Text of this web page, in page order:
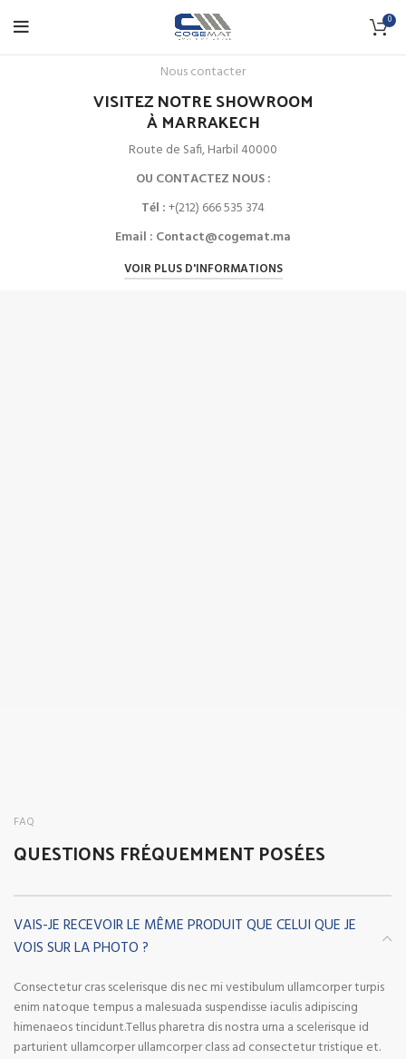
0
Nous contacter
VISITEZ NOTRE SHOWROOM
À MARRAKECH
Route de Safi, Harbil 40000
OU CONTACTEZ NOUS :
Tél :+(212) 666 535 374
Email : Contact@cogemat.ma
VOIR PLUS D'INFORMATIONS
FAQ
QUESTIONS FRÉQUEMMENT POSÉES
VAIS-JE RECEVOIR LE MÊME PRODUIT QUE CELUI QUE JE
VOIS SUR LA PHOTO ?
Consectetur cras scelerisque dis nec mi vestibulum ullamcorper turpis
enim natoque tempus a malesuada suspendisse iaculis adipiscing
himenaeos tincidunt.Tellus pharetra dis nostra urna a scelerisque id
parturient ullamcorper ullamcorper class ad consectetur tristique et.